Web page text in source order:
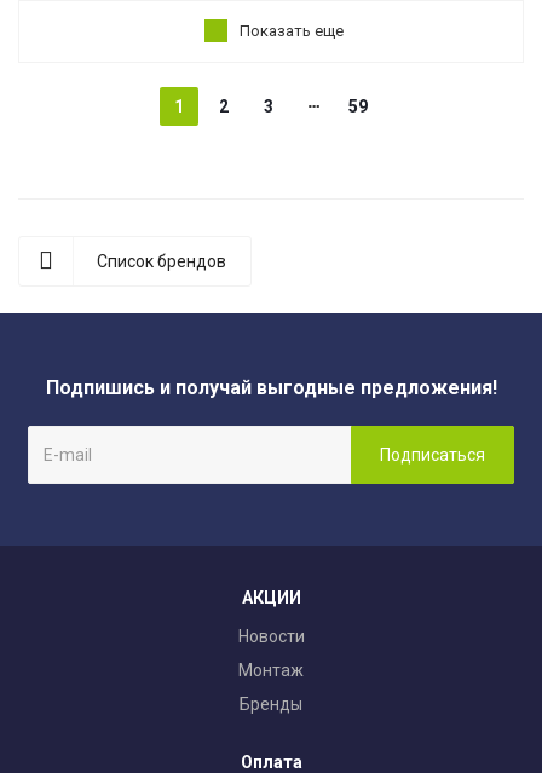
Показать еще
1 2 3 59
Список брендов
Подпишись и получай выгодные предложения!
АКЦИИ
Новости
Монтаж
Бренды
Оплата